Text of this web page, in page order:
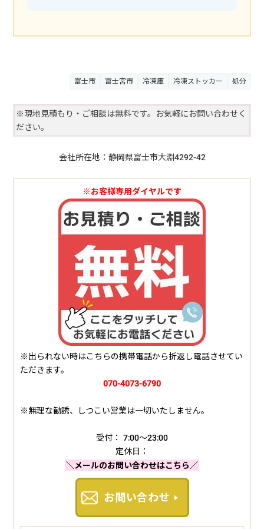
富士市 富士宮市 冷凍庫 冷凍ストッカー 処分
※現地見積もり・ご相談は無料です。お気軽にお問い合わせく
ださい。
会社所在地：静岡県富士市大淵4292-42
※お客様専用ダイヤルです
※出られない時はこちらの携帯電話から折返し電話させてい
ただきます。
070-4073-6790
※無理な勧誘、しつこい営業は一切いたしません。
受付： 7:00～23:00
定休日：
＼メールのお問い合わせはこちら／
お問い合わせ